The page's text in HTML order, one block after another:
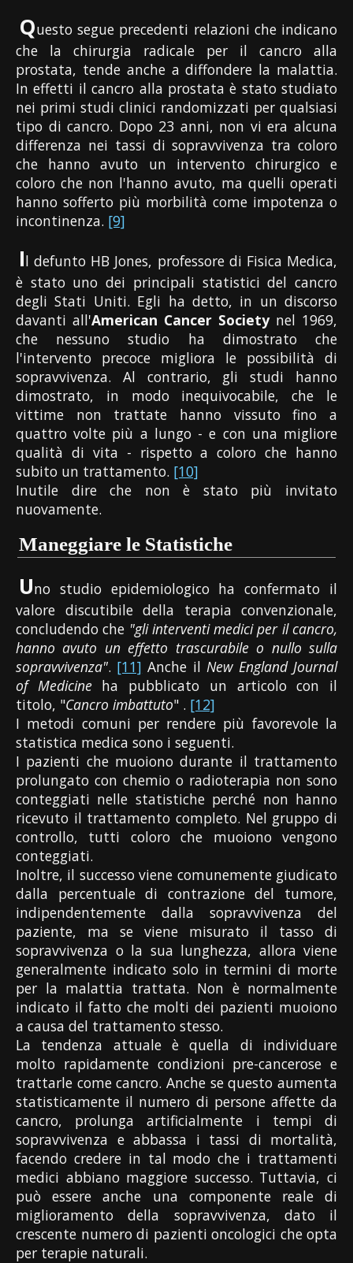
Questo segue precedenti relazioni che indicano
che la chirurgia radicale per il cancro alla
prostata, tende anche a diffondere la malattia.
In effetti il cancro alla prostata è stato studiato
nei primi studi clinici randomizzati per qualsiasi
tipo di cancro. Dopo 23 anni, non vi era alcuna
differenza nei tassi di sopravvivenza tra coloro
che hanno avuto un intervento chirurgico e
coloro che non l'hanno avuto, ma quelli operati
hanno sofferto più morbilità come impotenza o
incontinenza. [9]
Il defunto HB Jones, professore di Fisica Medica,
è stato uno dei principali statistici del cancro
degli Stati Uniti. Egli ha detto, in un discorso
davanti all'American Cancer Societynel 1969,
che nessuno studio ha dimostrato che
l'intervento precoce migliora le possibilità di
sopravvivenza. Al contrario, gli studi hanno
dimostrato, in modo inequivocabile, che le
vittime non trattate hanno vissuto fino a
quattro volte più a lungo - e con una migliore
qualità di vita - rispetto a coloro che hanno
subito un trattamento. [10]
Inutile dire che non è stato più invitato
nuovamente.
Maneggiare le Statistiche
Uno studio epidemiologico ha confermato il
valore discutibile della terapia convenzionale,
concludendo che "gli interventi medici per il cancro,
hanno avuto un effetto trascurabile o nullo sulla
sopravvivenza". [11] Anche il New England Journal
of Medicineha pubblicato un articolo con il
titolo, "Cancro imbattuto" . [12]
I metodi comuni per rendere più favorevole la
statistica medica sono i seguenti.
I pazienti che muoiono durante il trattamento
prolungato con chemio o radioterapia non sono
conteggiati nelle statistiche perché non hanno
ricevuto il trattamento completo. Nel gruppo di
controllo, tutti coloro che muoiono vengono
conteggiati.
Inoltre, il successo viene comunemente giudicato
dalla percentuale di contrazione del tumore,
indipendentemente dalla sopravvivenza del
paziente, ma se viene misurato il tasso di
sopravvivenza o la sua lunghezza, allora viene
generalmente indicato solo in termini di morte
per la malattia trattata. Non è normalmente
indicato il fatto che molti dei pazienti muoiono
a causa del trattamento stesso.
La tendenza attuale è quella di individuare
molto rapidamente condizioni pre-cancerose e
trattarle come cancro. Anche se questo aumenta
statisticamente il numero di persone affette da
cancro, prolunga artificialmente i tempi di
sopravvivenza e abbassa i tassi di mortalità,
facendo credere in tal modo che i trattamenti
medici abbiano maggiore successo. Tuttavia, ci
può essere anche una componente reale di
miglioramento della sopravvivenza, dato il
crescente numero di pazienti oncologici che opta
per terapie naturali.